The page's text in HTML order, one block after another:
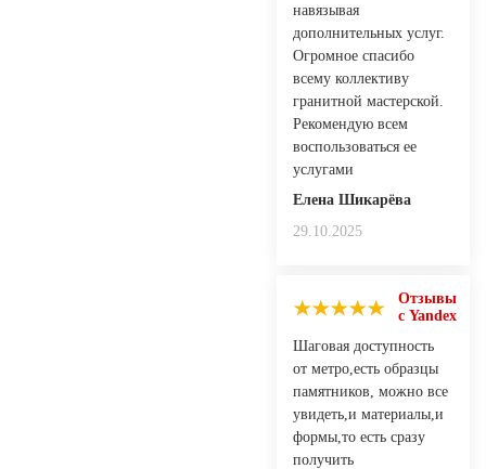
навязывая
дополнительных услуг.
Огромное спасибо
всему коллективу
гранитной мастерской.
Рекомендую всем
воспользоваться ее
услугами
Елена Шикарёва
29.10.2025
Отзывы
с Yandex
Шаговая доступность
от метро,есть образцы
памятников, можно все
увидеть,и материалы,и
формы,то есть сразу
получить